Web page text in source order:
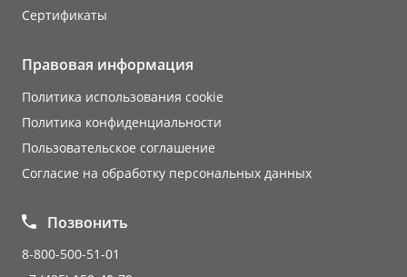
Сертификаты
Правовая информация
Политика использования cookie
Политика конфиденциальности
Пользовательское соглашение
Согласие на обработку персональных данных
Позвонить
8-800-500-51-01